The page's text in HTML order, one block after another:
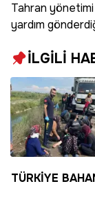
Tahran
yardım
İLGİLİ
TÜRKİYE